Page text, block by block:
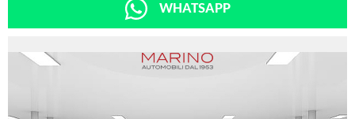
WHATSAPP